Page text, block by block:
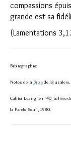
compassions
grande est sa
(Lamentations
Bibliographie:
Notes de la Biblede Jérusalem.
Cahier Evangile n°40, Le livre
la Parole, Seuil, 1980.